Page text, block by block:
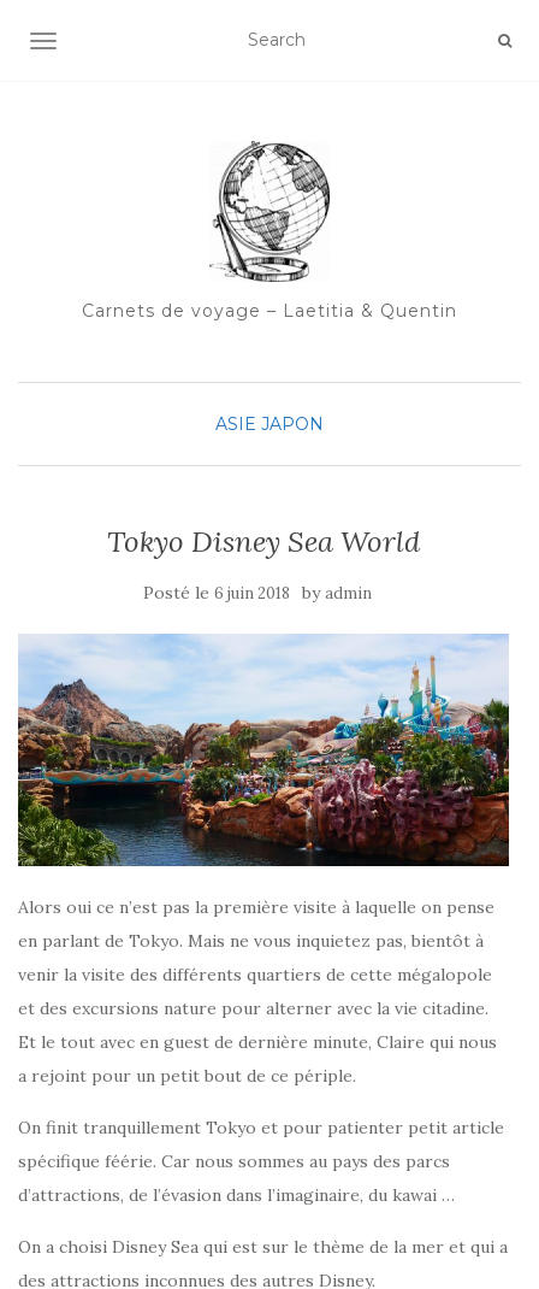
OUVRIR/FERMER LA NAVIGATION
Carnets de voyage – Laetitia & Quentin
ASIE JAPON
Tokyo Disney Sea World
Posté le 6 juin 2018 byadmin
Alors oui ce n’est pas la première visite à laquelle on pense
en parlant de Tokyo. Mais ne vous inquietez pas, bientôt à
venir la visite des différents quartiers de cette mégalopole
et des excursions nature pour alterner avec la vie citadine.
Et le tout avec en guest de dernière minute, Claire qui nous
a rejoint pour un petit bout de ce périple.
On finit tranquillement Tokyo et pour patienter petit article
spécifique féérie. Car nous sommes au pays des parcs
d’attractions, de l’évasion dans l’imaginaire, du kawai …
On a choisi Disney Sea qui est sur le thème de la mer et qui a
des attractions inconnues des autres Disney.